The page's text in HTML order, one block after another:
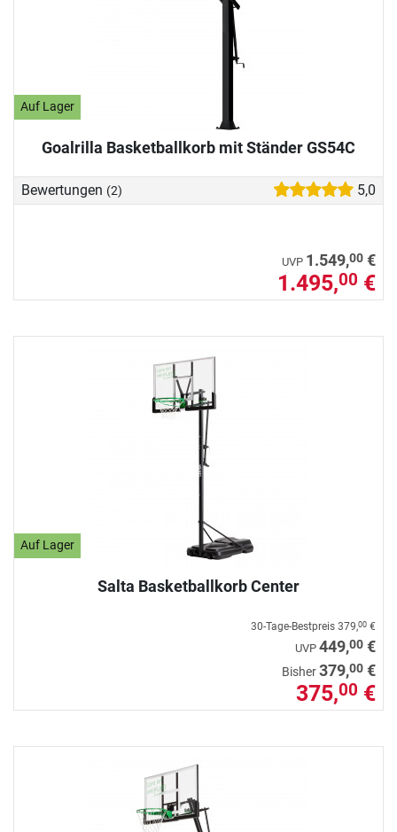
Auf Lager
Goalrilla Basketballkorb mit Ständer GS54C
Bewertungen (2) 5,0
UVP 1.549,00 €
1.495,00 €
Auf Lager
Salta Basketballkorb Center
30-Tage-Bestpreis 379,00 €
UVP 449,00 €
Bisher379,00 €
375,00 €